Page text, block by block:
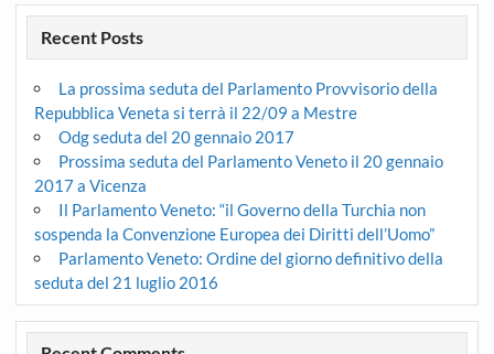
Recent Posts
La prossima seduta del Parlamento Provvisorio della
Repubblica Veneta si terrà il 22/09 a Mestre
Odg seduta del 20 gennaio 2017
Prossima seduta del Parlamento Veneto il 20 gennaio
2017 a Vicenza
Il Parlamento Veneto: “il Governo della Turchia non
sospenda la Convenzione Europea dei Diritti dell’Uomo”
Parlamento Veneto: Ordine del giorno definitivo della
seduta del 21 luglio 2016